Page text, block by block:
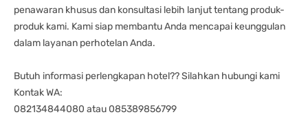
penawaran khusus dan konsultasi lebih lanjut tentang produk-
produk kami. Kami siap membantu Anda mencapai keunggulan
dalam layanan perhotelan Anda.
Butuh informasi perlengkapan hotel?? Silahkan hubungi kami
Kontak WA:
082134844080 atau 085389856799